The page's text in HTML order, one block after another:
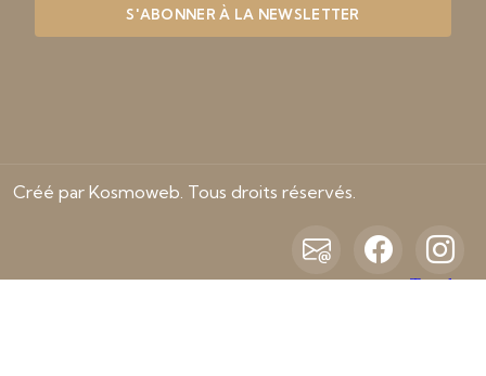
Créé par Kosmoweb. Tous droits réservés.